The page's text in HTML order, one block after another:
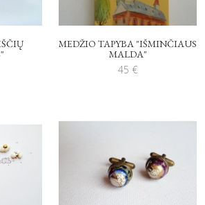
MEDŽIO TAPYBA "IŠMINČIAUS
MALDA"
45 €